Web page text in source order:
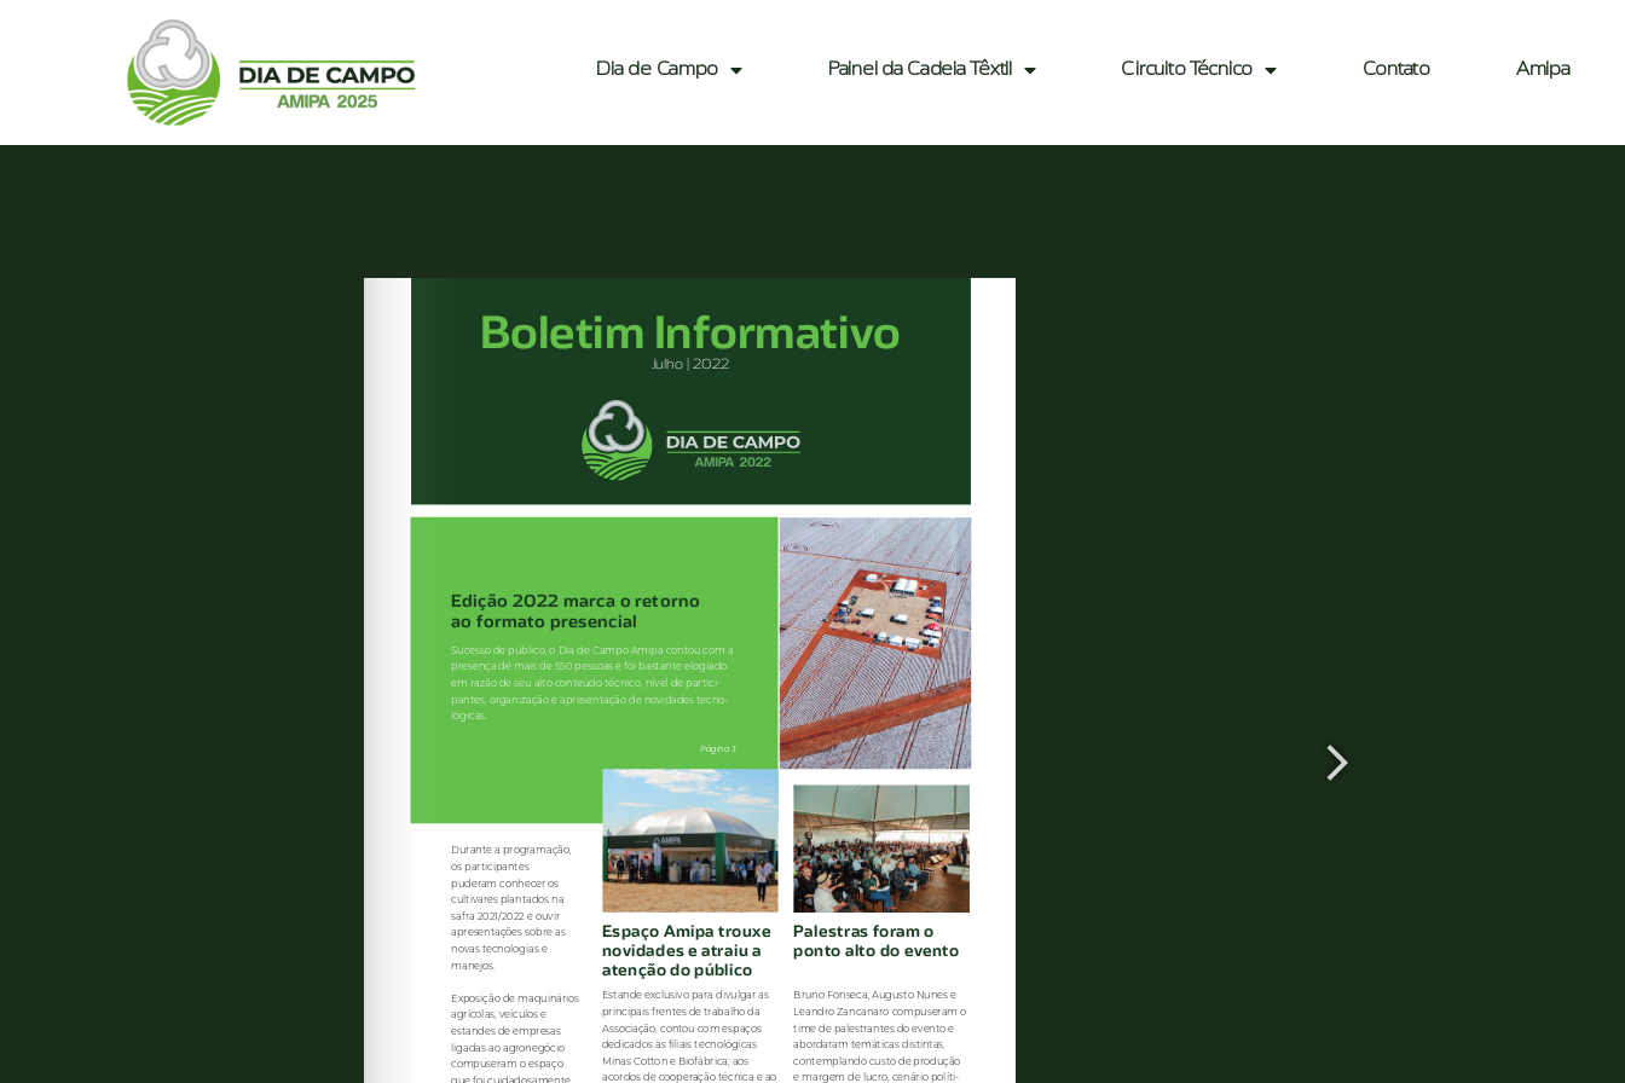
Dia de Campo Painel da Cadeia Têxtil Circuito Técnico Contato Amipa